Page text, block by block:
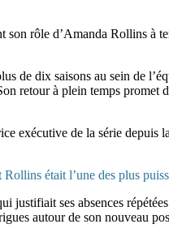
rôle d’Amanda Rollins à
de dix saisons au sein de
retour à plein temps promet
exécutive de la série depuis
était l’une des plus
justifiait ses absences
autour de son nouveau